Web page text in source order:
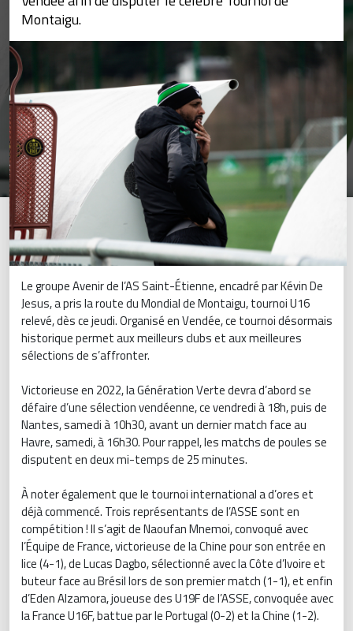
Montaigu.
Le groupe Avenir de l’AS Saint-Étienne, encadré par Kévin De
Jesus, a pris la route du Mondial de Montaigu, tournoi U16
relevé, dès ce jeudi. Organisé en Vendée, ce tournoi désormais
historique permet aux meilleurs clubs et aux meilleures
sélections de s’affronter.
Victorieuse en 2022, la Génération Verte devra d’abord se
défaire d’une sélection vendéenne, ce vendredi à 18h, puis de
Nantes, samedi à 10h30, avant un dernier match face au
Havre, samedi, à 16h30. Pour rappel, les matchs de poules se
disputent en deux mi-temps de 25 minutes.
À noter également que le tournoi international a d’ores et
déjà commencé. Trois représentants de l’ASSE sont en
compétition ! Il s’agit de Naoufan Mnemoi, convoqué avec
l’Équipe de France, victorieuse de la Chine pour son entrée en
lice (4-1), de Lucas Dagbo, sélectionné avec la Côte d’Ivoire et
buteur face au Brésil lors de son premier match (1-1), et enfin
d’Eden Alzamora, joueuse des U19F de l’ASSE, convoquée avec
la France U16F, battue par le Portugal (0-2) et la Chine (1-2).